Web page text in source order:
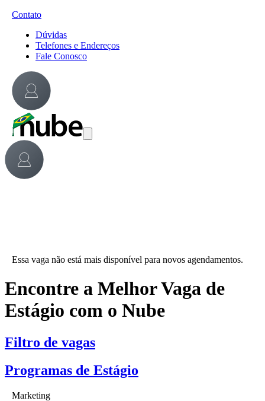
Contato
Dúvidas
Telefones e Endereços
Fale Conosco
Essa vaga não está mais disponível para novos agendamentos.
Encontre a Melhor Vaga de
Estágio com o Nube
Filtro de vagas
Programas de Estágio
Marketing